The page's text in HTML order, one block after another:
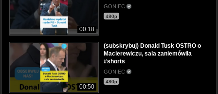
00:18
GONIEC
480p
00:50
(subskrybuj) Donald Tusk OSTRO o
Macierewiczu, sala zaniemówiła
#shorts
GONIEC
480p